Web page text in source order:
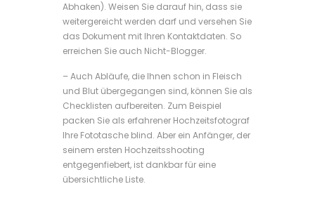
Abhaken). Weisen Sie darauf hin, dass sie
weitergereicht werden darf und versehen Sie
das Dokument mit Ihren Kontaktdaten. So
erreichen Sie auch Nicht-Blogger.
– Auch Abläufe, die Ihnen schon in Fleisch
und Blut übergegangen sind, können Sie als
Checklisten aufbereiten. Zum Beispiel
packen Sie als erfahrener Hochzeitsfotograf
Ihre Fototasche blind. Aber ein Anfänger, der
seinem ersten Hochzeitsshooting
entgegenfiebert, ist dankbar für eine
übersichtliche Liste.